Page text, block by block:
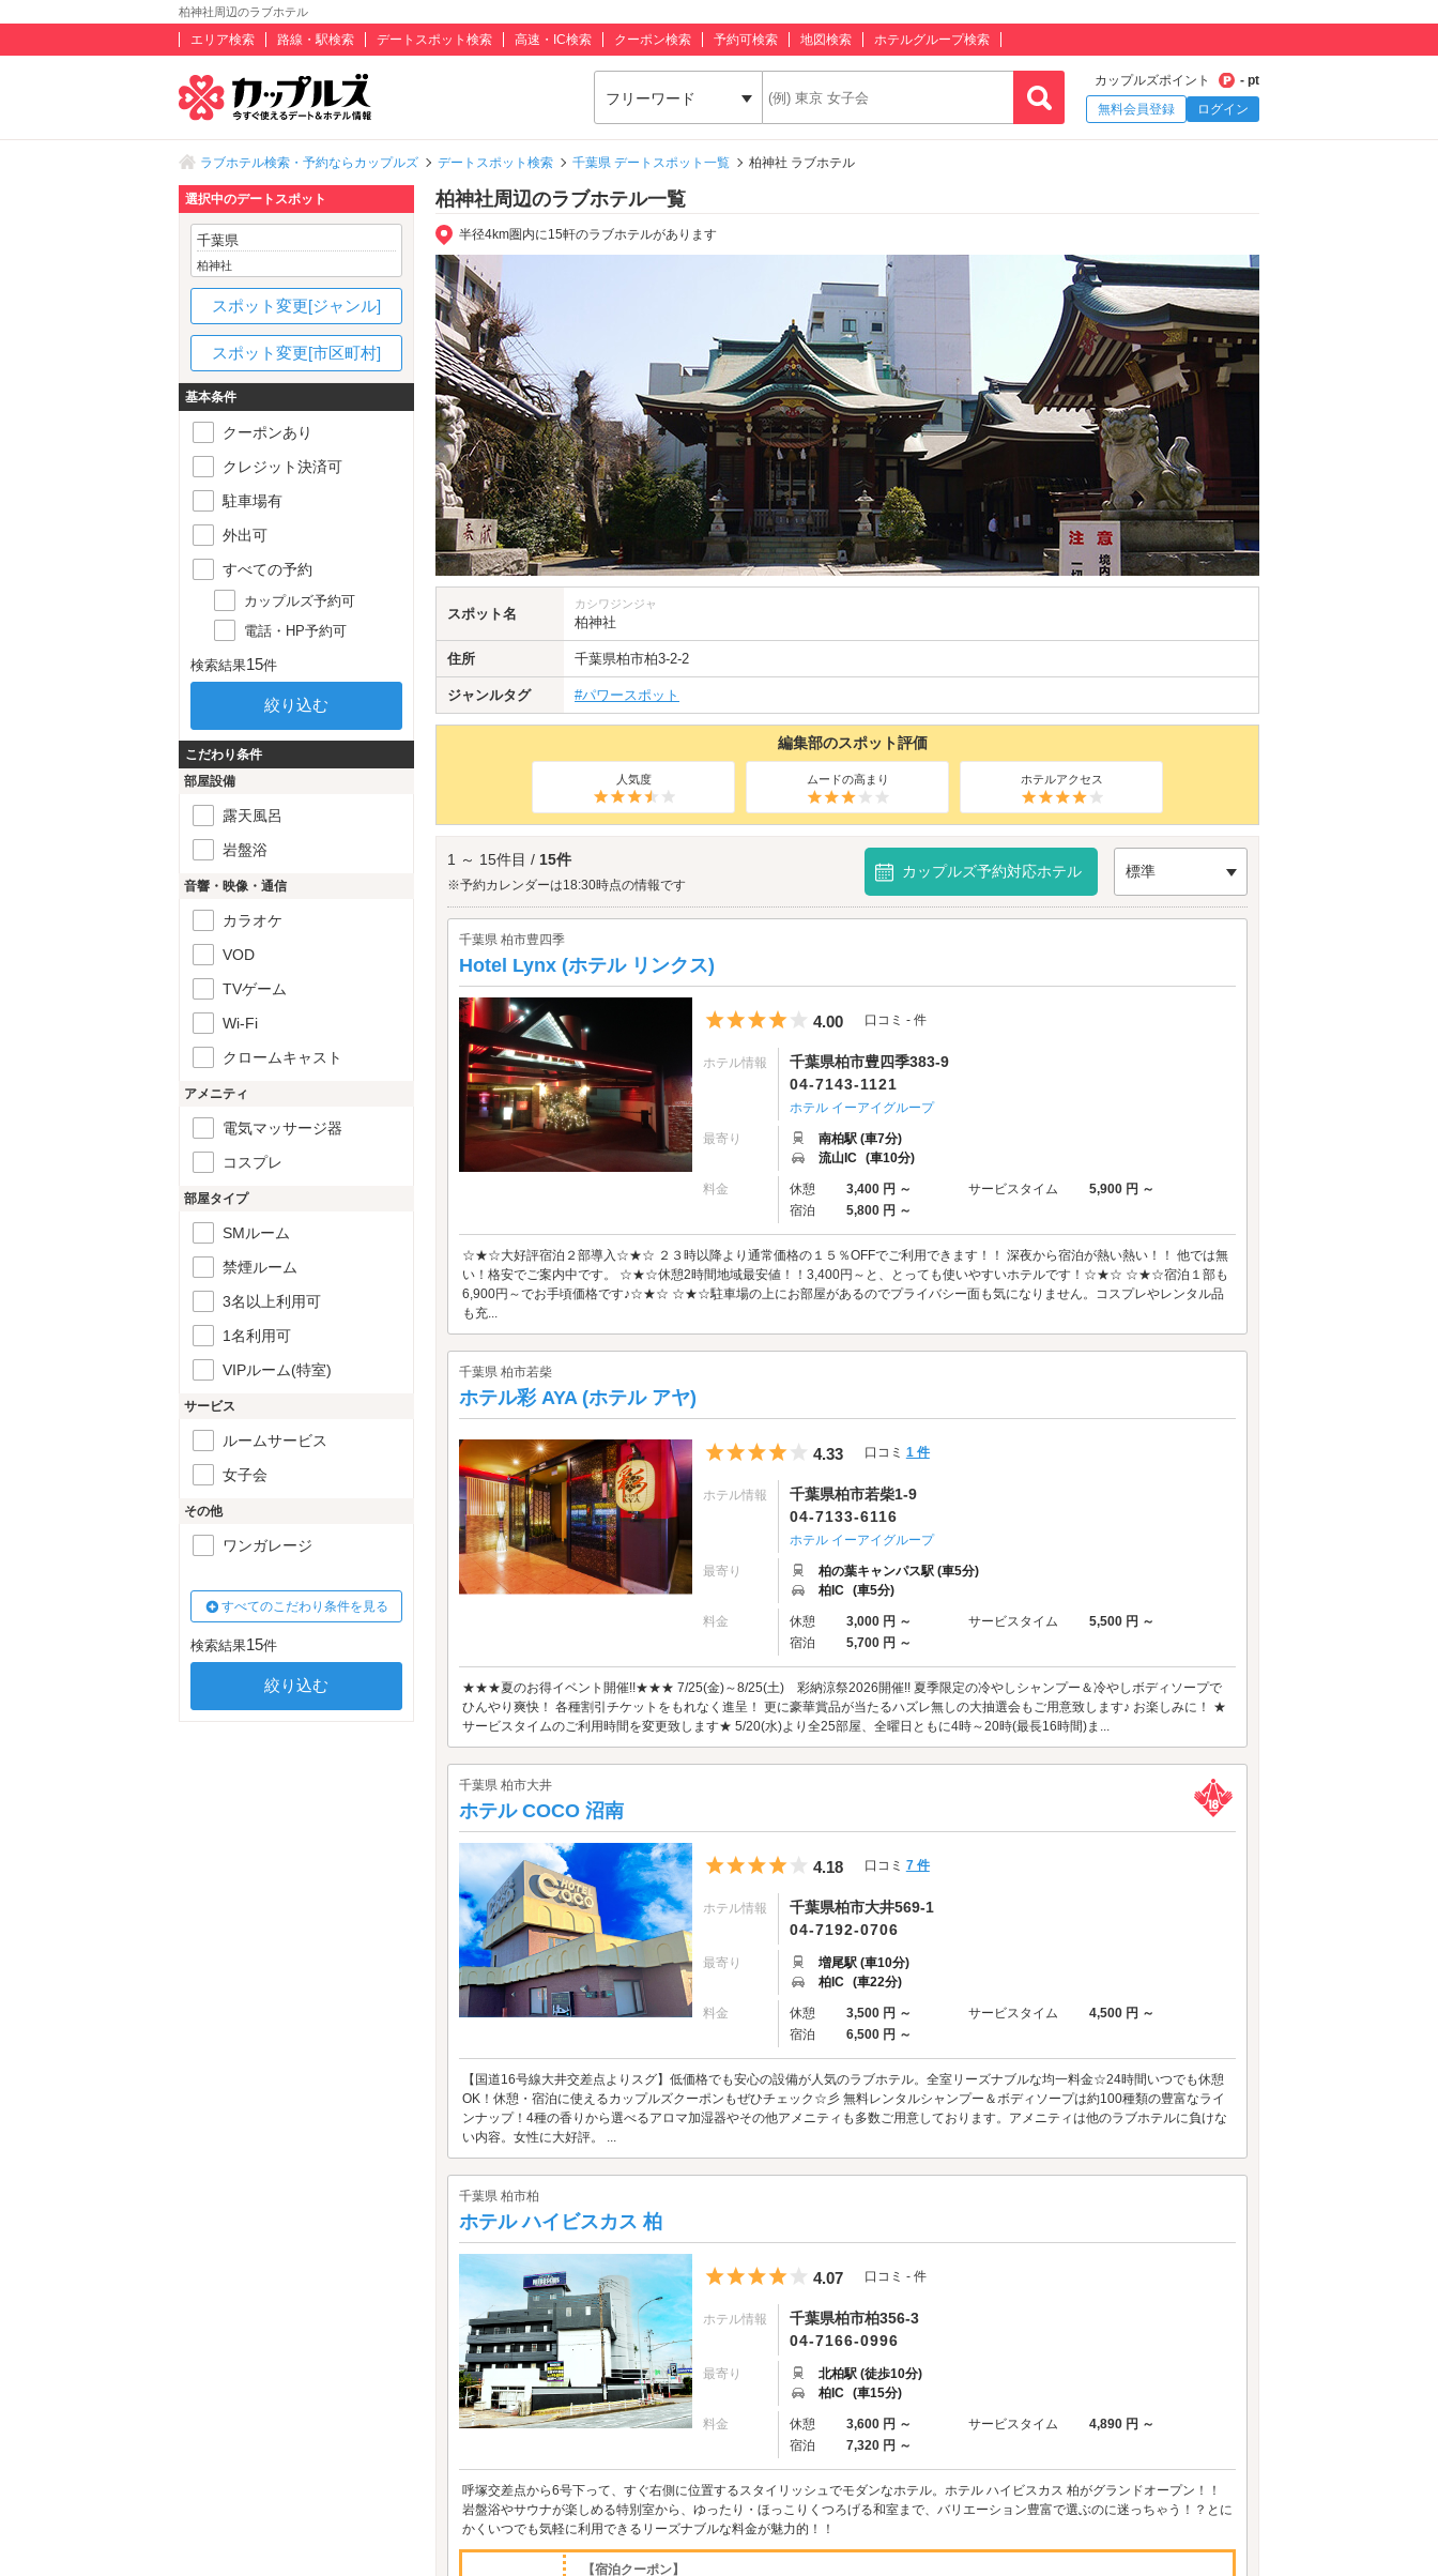
柏神社周辺のラブホテル
エリア検索 路線・駅検索 デートスポット検索 高速・IC検索 クーポン検索 予約可検索 地図検索 ホテルグループ検索
フリーワード
カップルズポイント
- pt
無料会員登録
ログイン
ラブホテル検索・予約ならカップルズ デートスポット検索 千葉県 デートスポット一覧 柏神社 ラブホテル
柏神社周辺のラブホテル一覧
半径4km圏内に15軒のラブホテルがあります
スポット名
カシワジンジャ
柏神社
住所 千葉県柏市柏3-2-2
ジャンルタグ #パワースポット
編集部のスポット評価
人気度 ムードの高まり ホテルアクセス
1 ～ 15件目 / 15件
※予約カレンダーは18:30時点の情報です
カップルズ予約対応ホテル 標準
千葉県 柏市豊四季
Hotel Lynx (ホテル リンクス)
5つ星のうち4
4.00 口コミ - 件
ホテル情報
千葉県柏市豊四季383-9
04-7143-1121
ホテル イーアイグループ
最寄り
南柏駅 (車7分)
流山IC (車10分)
料金 休憩 3,400 円 ～ サービスタイム
5,900 円 ～
宿泊
5,800 円 ～
☆★☆大好評宿泊２部導入☆★☆ ２３時以降より通常価格の１５％OFFでご利用できます！！ 深夜から宿泊が熱い熱い！！ 他では無
い！格安でご案内中です。 ☆★☆休憩2時間地域最安値！！3,400円～と、とっても使いやすいホテルです！☆★☆ ☆★☆宿泊１部も
6,900円～でお手頃価格です♪☆★☆ ☆★☆駐車場の上にお部屋があるのでプライバシー面も気になりません。コスプレやレンタル品
も充...
千葉県 柏市若柴
ホテル彩 AYA (ホテル アヤ)
5つ星のうち4
4.33 口コミ 1 件
ホテル情報
千葉県柏市若柴1-9
04-7133-6116
ホテル イーアイグループ
最寄り
柏の葉キャンパス駅 (車5分)
柏IC (車5分)
料金 休憩 3,000 円 ～ サービスタイム
5,500 円 ～
宿泊
5,700 円 ～
★★★夏のお得イベント開催!!★★★ 7/25(金)～8/25(土) 彩納涼祭2026開催!! 夏季限定の冷やしシャンプー＆冷やしボディソープで
ひんやり爽快！ 各種割引チケットをもれなく進呈！ 更に豪華賞品が当たるハズレ無しの大抽選会もご用意致します♪ お楽しみに！ ★
サービスタイムのご利用時間を変更致します★ 5/20(水)より全25部屋、全曜日ともに4時～20時(最長16時間)ま...
千葉県 柏市大井
ホテル COCO 沼南
5つ星のうち4
4.18 口コミ 7 件
ホテル情報
千葉県柏市大井569-1
04-7192-0706
最寄り
増尾駅 (車10分)
柏IC (車22分)
料金 休憩 3,500 円 ～ サービスタイム
4,500 円 ～
宿泊
6,500 円 ～
【国道16号線大井交差点よりスグ】低価格でも安心の設備が人気のラブホテル。全室リーズナブルな均一料金☆24時間いつでも休憩
OK！休憩・宿泊に使えるカップルズクーポンもぜひチェック☆彡 無料レンタルシャンプー＆ボディソープは約100種類の豊富なライ
ンナップ！4種の香りから選べるアロマ加湿器やその他アメニティも多数ご用意しております。アメニティは他のラブホテルに負けな
い内容。女性に大好評。 ...
千葉県 柏市柏
ホテル ハイビスカス 柏
5つ星のうち4
4.07 口コミ - 件
ホテル情報
千葉県柏市柏356-3
04-7166-0996
最寄り
北柏駅 (徒歩10分)
柏IC (車15分)
料金 休憩 3,600 円 ～ サービスタイム
4,890 円 ～
宿泊
7,320 円 ～
呼塚交差点から6号下って、すぐ右側に位置するスタイリッシュでモダンなホテル。ホテル ハイビスカス 柏がグランドオープン！！
岩盤浴やサウナが楽しめる特別室から、ゆったり・ほっこりくつろげる和室まで、バリエーション豊富で選ぶのに迷っちゃう！？とに
かくいつでも気軽に利用できるリーズナブルな料金が魅力的！！
【宿泊クーポン】
選択中のデートスポット
千葉県
柏神社
スポット変更[ジャンル]
スポット変更[市区町村]
基本条件
クーポンあり
クレジット決済可
駐車場有
外出可
すべての予約
カップルズ予約可
電話・HP予約可
検索結果15件
こだわり条件
部屋設備
露天風呂
岩盤浴
音響・映像・通信
カラオケ
VOD
TVゲーム
Wi-Fi
クロームキャスト
アメニティ
電気マッサージ器
コスプレ
部屋タイプ
SMルーム
禁煙ルーム
3名以上利用可
1名利用可
VIPルーム(特室)
サービス
ルームサービス
女子会
その他
ワンガレージ
すべてのこだわり条件を見る
検索結果15件